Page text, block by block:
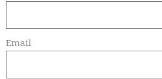
Email